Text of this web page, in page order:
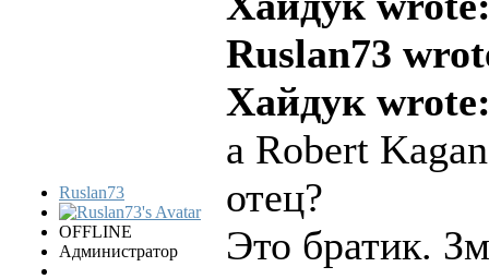
Ruslan73
OFFLINE
Администратор
Ruslan73
Хайдук
а Robert
отец?
Это братик.